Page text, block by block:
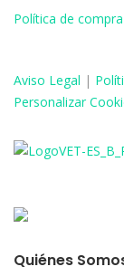
Política de
Aviso Legal |
Personalizar
Quiénes